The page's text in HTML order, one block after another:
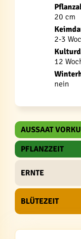
20 cm
2-3
12
nein
AUSSAAT
PFLANZZEIT
ERNTE
BLÜTEZEIT